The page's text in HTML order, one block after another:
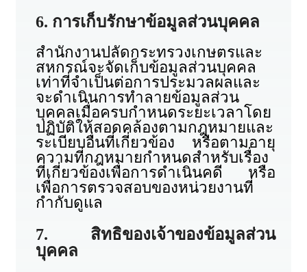
6. การเก็บรักษาข้อมูลส่วนบุคคล
สำนักงานปลัดกระทรวงเกษตรและ
สหกรณ์จะจัดเก็บข้อมูลส่วนบุคคล
เท่าที่จำเป็นต่อการประมวลผลและ
จะดำเนินการทำลายข้อมูลส่วน
บุคคลเมื่อครบกำหนดระยะเวลาโดย
ปฏิบัติให้สอดคล้องตามกฎหมายและ
ระเบียบอื่นที่เกี่ยวข้อง หรือตามอายุ
ความที่กฎหมายกำหนดสำหรับเรื่อง
ที่เกี่ยวข้องเพื่อการดำเนินคดี หรือ
เพื่อการตรวจสอบของหน่วยงานที่
กำกับดูแล
7. สิทธิของเจ้าของข้อมูลส่วน
บุคคล